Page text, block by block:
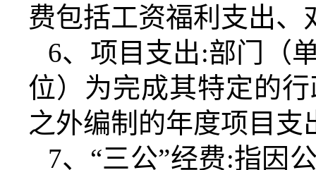
费包括工资福利支出
6、项目支出:部门（
位）为完成其特定的
之外编制的年度项目支
7、“三公”经费:指因